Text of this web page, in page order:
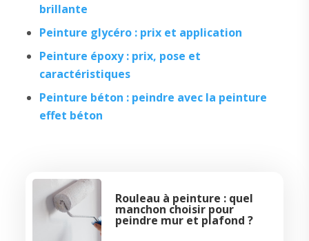
brillante
Peinture glycéro : prix et application
Peinture époxy : prix, pose et
caractéristiques
Peinture béton : peindre avec la peinture
effet béton
Rouleau à peinture : quel
manchon choisir pour
peindre mur et plafond ?